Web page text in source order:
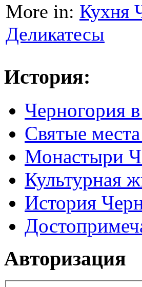
More in: Кухня
Деликатесы
История:
Черногория
Святые
Монастыри
Культурная
История
Авторизация